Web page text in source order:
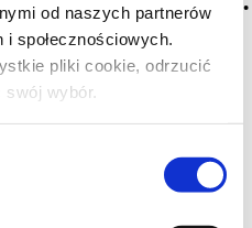
od naszych partnerów
społecznościowych.
pliki cookie, odrzucić
swój wybór.18 lat?
będącej zazwyczaj
alkoholowej lub redukcji
m.in. w świeżym maśle,
przypominający świeże